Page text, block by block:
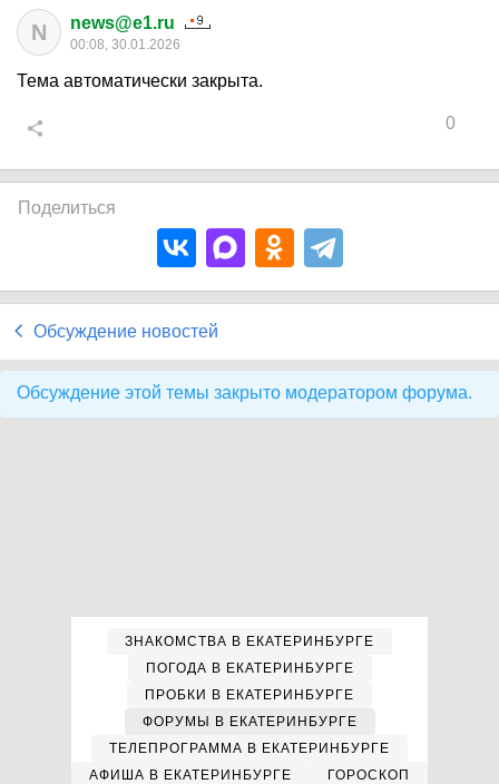
N news@e1.ru
00:08, 30.01.2026
Тема автоматически закрыта.
0
Поделиться
Обсуждение новостей
Обсуждение этой темы закрыто модератором форума.
ЗНАКОМСТВА В ЕКАТЕРИНБУРГЕ
ПОГОДА В ЕКАТЕРИНБУРГЕ
ПРОБКИ В ЕКАТЕРИНБУРГЕ
ФОРУМЫ В ЕКАТЕРИНБУРГЕ
ТЕЛЕПРОГРАММА В ЕКАТЕРИНБУРГЕ
АФИША В ЕКАТЕРИНБУРГЕ
ГОРОСКОП